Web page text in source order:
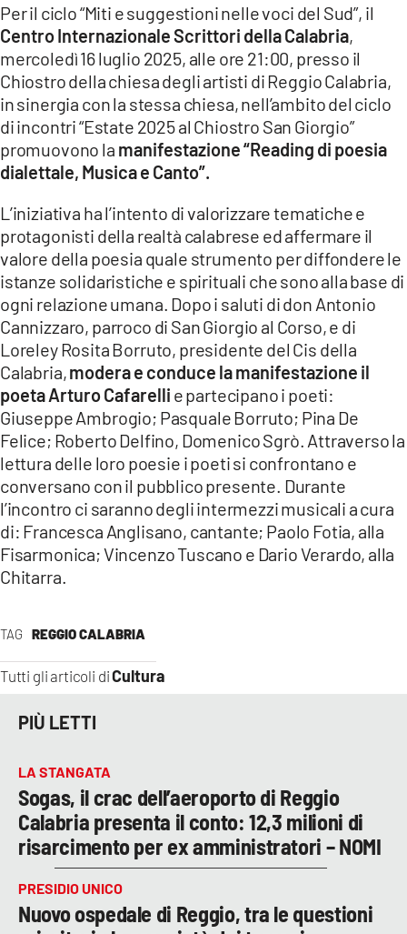
LaC
Network
LACPLAY.IT
LACTV.IT
LACONAIR.IT
ILREGGINO.IT
COSENZACHANNEL.IT
ILVIBONESE.IT
CATANZAROCHANNEL.IT
LACAPITALENEWS.IT
App
ANDROID
APPLE
TAG REGGIO CALABRIA
Tutti gli articoli diCultura
Per il ciclo “Miti e suggestioni nelle voci del Sud”, il
Centro Internazionale Scrittori della Calabria,
mercoledì 16 luglio 2025, alle ore 21:00, presso il
Chiostro della chiesa degli artisti di Reggio Calabria,
in sinergia con la stessa chiesa, nell’ambito del ciclo
di incontri “Estate 2025 al Chiostro San Giorgio”
promuovono la manifestazione “Reading di poesia
dialettale, Musica e Canto”.
L’iniziativa ha l’intento di valorizzare tematiche e
protagonisti della realtà calabrese ed affermare il
valore della poesia quale strumento per diffondere le
istanze solidaristiche e spirituali che sono alla base di
ogni relazione umana. Dopo i saluti di don Antonio
Cannizzaro, parroco di San Giorgio al Corso, e di
Loreley Rosita Borruto, presidente del Cis della
Calabria,modera e conduce la manifestazione il
poeta Arturo Cafarelli e partecipano i poeti:
Giuseppe Ambrogio; Pasquale Borruto; Pina De
Felice; Roberto Delfino, Domenico Sgrò. Attraverso la
lettura delle loro poesie i poeti si confrontano e
conversano con il pubblico presente. Durante
l’incontro ci saranno degli intermezzi musicali a cura
di: Francesca Anglisano, cantante; Paolo Fotia, alla
Fisarmonica; Vincenzo Tuscano e Dario Verardo, alla
Chitarra.
PIÙ LETTI
LA STANGATA
Sogas, il crac dell’aeroporto di Reggio
Calabria presenta il conto: 12,3 milioni di
risarcimento per ex amministratori – NOMI
PRESIDIO UNICO
Nuovo ospedale di Reggio, tra le questioni